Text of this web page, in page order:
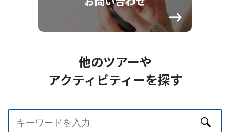
他のツアーや
アクティビティーを探す